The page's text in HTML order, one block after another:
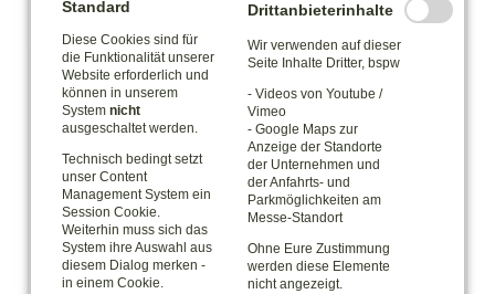
Wir benötigen deine Zustimmung, um den Inhalt
der Google Map laden zu können.
Mit dem Laden der Karte werden durch den mit
uns gemeinsam Verantwortlichen Google [Google
Ireland Limited, Irland] auf deinem Endgerät
Skripte geladen, Cookies gespeichert und
personenbezogene Daten erfasst. Damit kann
Standard
Diese Cookies sind für
die Funktionalität unserer
Website erforderlich und
können in unserem
System nicht
ausgeschaltet werden.
Technisch bedingt setzt
unser Content
Management System ein
Session Cookie.
Weiterhin muss sich das
System ihre Auswahl aus
diesem Dialog merken -
in einem Cookie.
Drittanbieterinhalte
Wir verwenden auf dieser
Seite Inhalte Dritter, bspw
- Videos von Youtube /
Vimeo
- Google Maps zur
Anzeige der Standorte
der Unternehmen und
der Anfahrts- und
Parkmöglichkeiten am
Messe-Standort
Ohne Eure Zustimmung
werden diese Elemente
nicht angezeigt.